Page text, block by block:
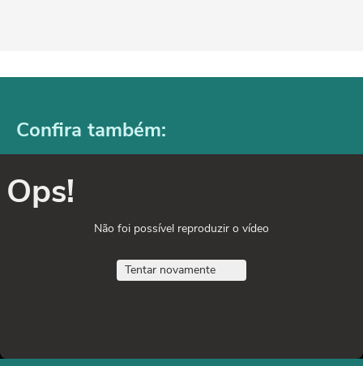
Confira também:
Ops!
Não foi possível reproduzir o vídeo
Tentar novamente